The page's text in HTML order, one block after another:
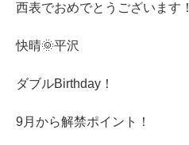
西表でおめでとうございます！
快晴🌞平沢
ダブルBirthday！
9月から解禁ポイント！